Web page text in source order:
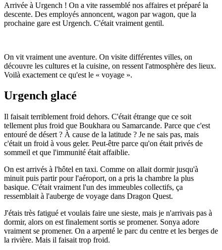
Arrivée à Urgench ! On a vite rassemblé nos affaires et préparé la
descente. Des employés annoncent, wagon par wagon, que la
prochaine gare est Urgench. C'était vraiment gentil.
On vit vraiment une aventure. On visite différentes villes, on
découvre les cultures et la cuisine, on ressent l'atmosphère des lieux.
Voilà exactement ce qu'est le « voyage ».
Urgench glacé
Il faisait terriblement froid dehors. C'était étrange que ce soit
tellement plus froid que Boukhara ou Samarcande. Parce que c'est
entouré de désert ? À cause de la latitude ? Je ne sais pas, mais
c'était un froid à vous geler. Peut-être parce qu'on était privés de
sommeil et que l'immunité était affaiblie.
On est arrivés à l'hôtel en taxi. Comme on allait dormir jusqu'à
minuit puis partir pour l'aéroport, on a pris la chambre la plus
basique. C'était vraiment l'un des immeubles collectifs, ça
ressemblait à l'auberge de voyage dans Dragon Quest.
J'étais très fatigué et voulais faire une sieste, mais je n'arrivais pas à
dormir, alors on est finalement sortis se promener. Sonya adore
vraiment se promener. On a arpenté le parc du centre et les berges de
la rivière. Mais il faisait trop froid.